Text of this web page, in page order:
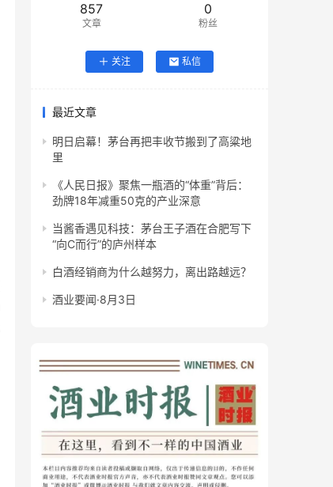
857
文章
0
粉丝
关注 私信
最近文章
明日启幕！茅台再把丰收节搬到了高粱地
里
《人民日报》聚焦一瓶酒的“体重”背后：
劲牌18年减重50克的产业深意
当酱香遇见科技：茅台王子酒在合肥写下
“向C而行”的庐州样本
白酒经销商为什么越努力，离出路越远？
酒业要闻·8月3日